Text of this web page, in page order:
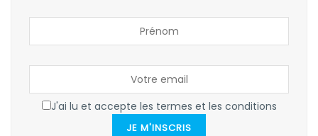
J'ai lu et accepte les termes et les conditions
JE M'INSCRIS